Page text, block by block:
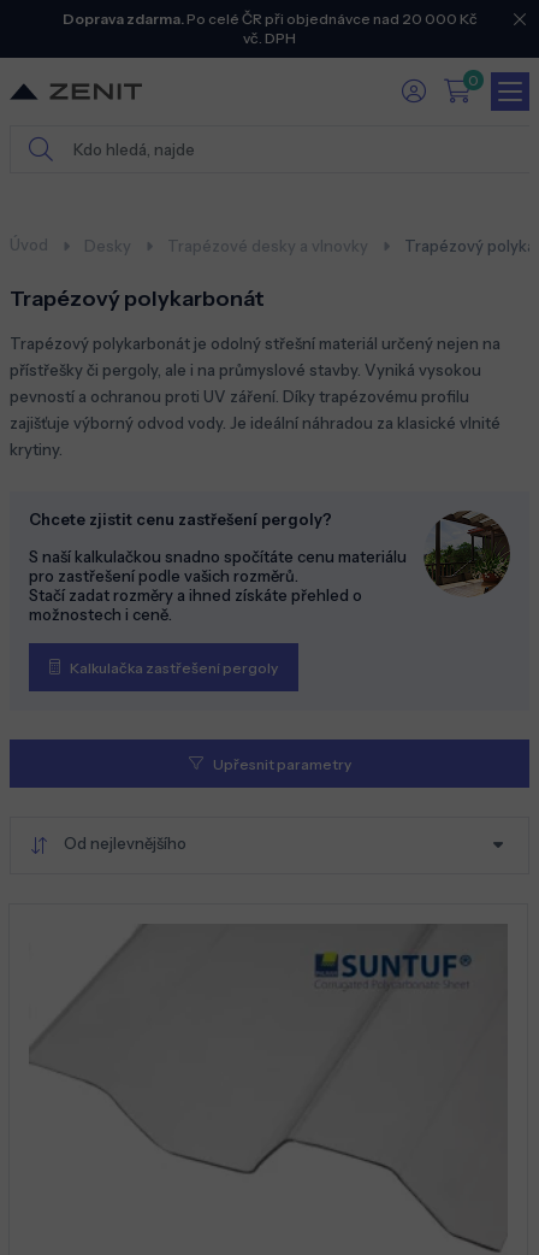
Doprava zdarma.Po celé ČR při objednávce nad 20 000 Kč
vč. DPH
0
Úvod Desky Trapézové desky a vlnovky Trapézový
Trapézový polykarbonát
Trapézový polykarbonát je odolný střešní materiál určený nejen na
přístřeškyči pergoly, ale i na průmyslové stavby. Vyniká vysokou
pevností a ochranou proti UV záření. Díky trapézovému profilu
zajišťuje výborný odvod vody. Je ideální náhradou za klasické vlnité
krytiny.
Chcete zjistit cenu zastřešení pergoly?
S naší kalkulačkou snadno spočítáte cenu materiálu
pro zastřešení podle vašich rozměrů.
Stačí zadat rozměry a ihned získáte přehled o
možnostech i ceně.
Kalkulačka zastřešení pergoly
Upřesnit parametry
Od nejlevnějšího